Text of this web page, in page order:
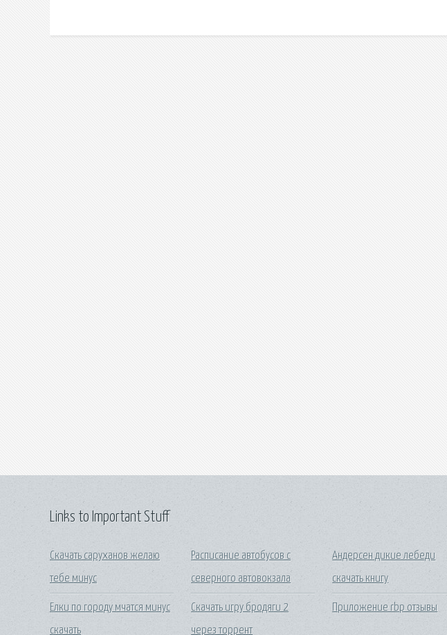
Links to Important Stuff
Скачать саруханов желаю
тебе минус
Елки по городу мчатся минус
скачать
Расписание автобусов с
северного автовокзала
Скачать игру бродяги 2
через торрент
Андерсен дикие лебеди
скачать книгу
Приложение rbp отзывы